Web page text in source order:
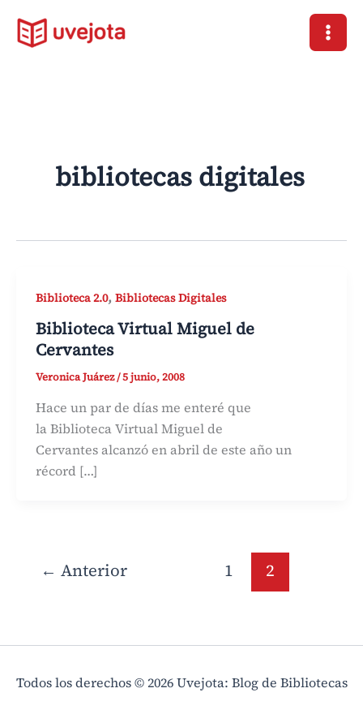
contenido
bibliotecas digitales
Biblioteca 2.0, Bibliotecas Digitales
Biblioteca Virtual Miguel de
Cervantes
Veronica Juárez/5 junio, 2008
Hace un par de días me enteré que
la Biblioteca Virtual Miguel de
Cervantes alcanzó en abril de este año un
récord […]
← Anterior 1 2
Todos los derechos © 2026 Uvejota: Blog de Bibliotecas